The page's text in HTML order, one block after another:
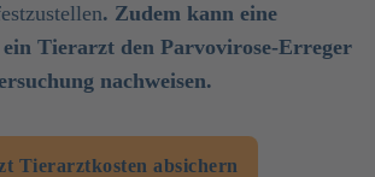
. Zudem kann eine
Tierarzt den Parvovirose-Erreger
nachweisen.
Tierarztkosten absichern